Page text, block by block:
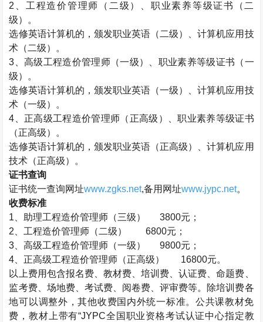
2 、工程造价管理师（二级）、职业素养等级证书（二
级）。
选修英语计算机的，颁发职业英语（二级）、计算机应用技
术（二级）。
3 、高级工程造价管理师（一级）、职业素养等级证书（一
级）。
选修英语计算机的，颁发职业英语（一级）、计算机应用技
术（一级）。
4 、正高级工程造价管理师（正高级）、职业素养等级证书
（正高级）。
选修英语计算机的，颁发职业英语（正高级）、计算机应用
技术（正高级）。
证书查询
证书统一查询网址www.zgks.net,备用网址www.jypc.net。
收费标准
1 、助理工程造价管理师（三级） 3800元；
2 、工程造价管理师（二级） 6800元；
3 、高级工程造价管理师（一级） 9800元；
4 、正高级工程造价管理师（正高级） 16800元。
以上费用包含报名费、教材费、培训费、认证费、命题费、
监考费、场地费、考试费、阅卷费、评审费等。除培训费各
地可以调整外，其他收费国内外统一标准。公共课教材免
费，教材上带有“JYPC全国职业资格考试认证中心指定教